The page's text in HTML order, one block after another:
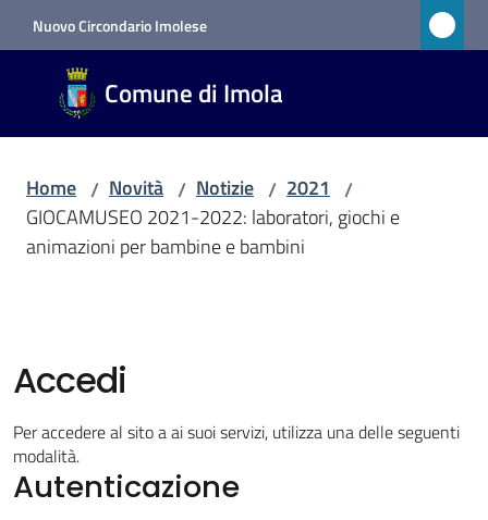
Vai al contenuto
Vai alla navigazione
Vai al footer
Nuovo Circondario Imolese
Comune di Imola
Comune
di Imola
RETE
Amministrazione
Vivere
Imola
Home / Novità / Notizie / 2021 /
GIOCAMUSEO 2021-2022: laboratori, giochi e
animazioni per bambine e bambini
Accedi
Per accedere al sito a ai suoi servizi, utilizza una delle seguenti
modalità.
Autenticazione